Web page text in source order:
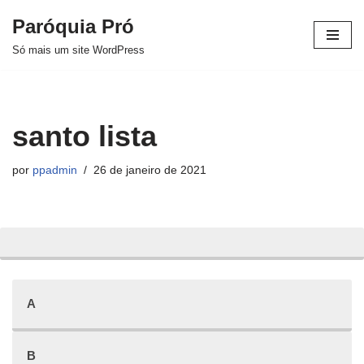
Pular
Paróquia Pró
Só mais um site WordPress
santo lista
por ppadmin 26 de janeiro de 2021
A
B